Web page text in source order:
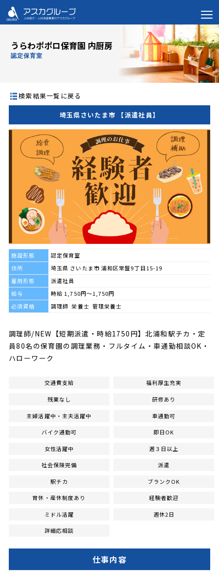
うらわポポロ保育園 内厨房
認定保育室
検索結果一覧に戻る
埼玉県さいたま市 【派遣社員】
施設形態
認定保育室
住所
埼玉県 さいたま市 浦和区常盤9丁目15-19
雇用形態
派遣社員
給与
時給 1,750円～1,750円
必須資格
調理師 栄養士 管理栄養士
調理師/NEW【短期派遣・時給1750円】北浦和駅チカ・定
員80名の保育園の調理業務・フルタイム・車通勤相談OK・
ハローワーク
交通費支給 福利厚生充実
残業なし 研修あり
主婦活躍中・主夫活躍中 車通勤可
バイク通勤可 即日OK
女性活躍中 週３日以上
社会保険完備 派遣
駅チカ ブランクOK
育休・産休制度あり 経験者歓迎
ミドル活躍 週休2日
詳細応相談
仕事内容